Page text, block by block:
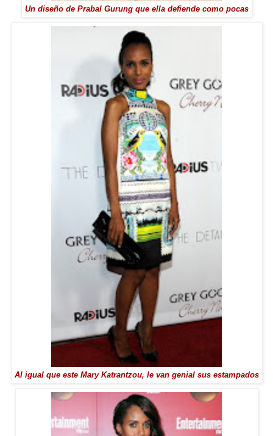
Un diseño de Prabal Gurung que ella defiende como pocas
Al igual que este Mary Katrantzou, le van genial sus estampados